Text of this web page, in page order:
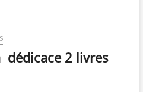
dédicace 2 livres